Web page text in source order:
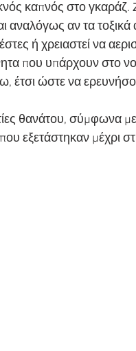
καπνός στο γκαράζ.
αν τα τοξικά
ή χρειαστεί να
που υπάρχουν στο
έτσι ώστε να
θανάτου, σύμφωνα
εξετάστηκαν μέχρι